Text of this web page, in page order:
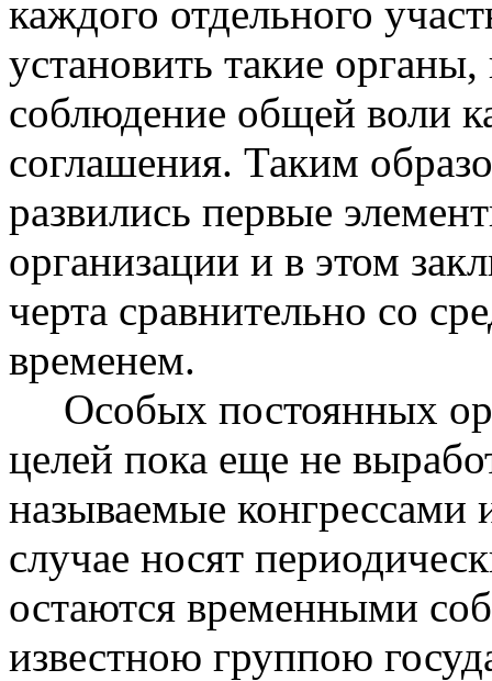
каждого отдельного
установить такие
соблюдение общей воли
соглашения. Таким
развились первые
организации и в этом
черта сравнительно со
временем.
Особых постоянных
целей пока еще не
называемые
случае носят
остаются временными
известною группою